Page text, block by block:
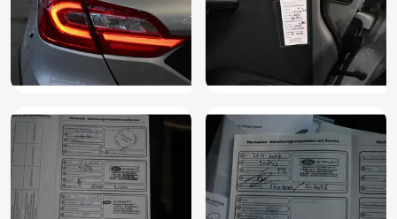
Sportstoelen
Start/stop systeem
Stuurbekrachtiging
Stuur verstelbaar
Stuurwiel 3-spaaks met (spraak-)bediening van o.a. audio,
telefoon en boardcomputer (GTABT)
Verkeersbord detectie
Verkeersbordherkenning, Driver Alert (AB4AM)
Vermoeidheids herkenning